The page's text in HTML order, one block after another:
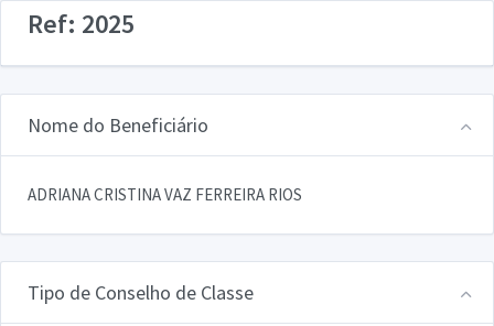
Ref: 2025
Nome do Beneficiário
ADRIANA CRISTINA VAZ FERREIRA RIOS
Tipo de Conselho de Classe